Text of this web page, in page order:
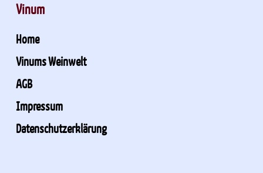
Vinum
Home
Vinums Weinwelt
AGB
Impressum
Datenschutzerklärung